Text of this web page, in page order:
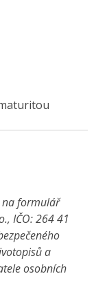
na formulář
IČO: 264 41
a
osobních